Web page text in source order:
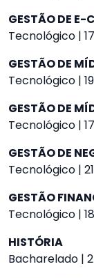
GESTÃO DE E-
Tecnológico |
GESTÃO DE
Tecnológico |
GESTÃO DE
Tecnológico |
GESTÃO DE
Tecnológico |
GESTÃO
Tecnológico |
HISTÓRIA
Bacharelado |